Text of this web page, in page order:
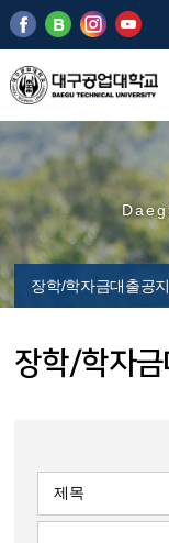
장학/학자금대출공지
장학/학자금